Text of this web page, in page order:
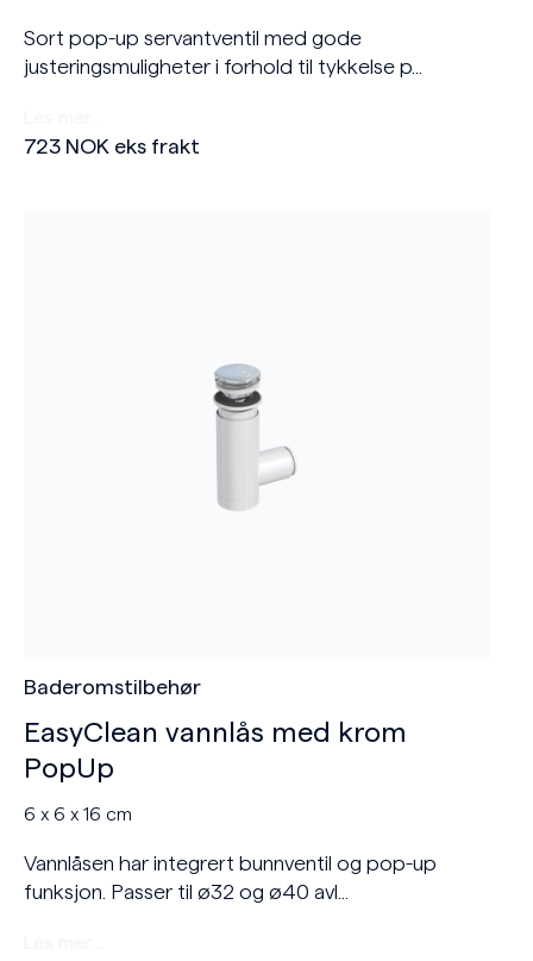
Sort pop-up servantventil med gode
justeringsmuligheter i forhold til tykkelse p...
723 NOK eks frakt
Baderomstilbehør
EasyClean vannlås med krom
PopUp
6 x 6 x 16 cm
Vannlåsen har integrert bunnventil og pop-up
funksjon. Passer til ø32 og ø40 avl...